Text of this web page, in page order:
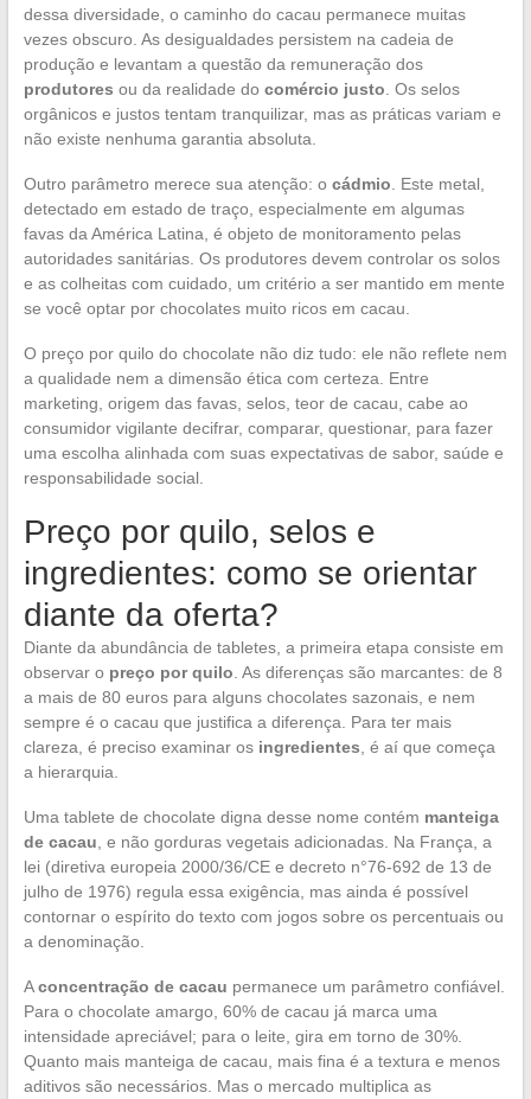
dessa diversidade, o caminho do cacau permanece muitas
vezes obscuro. As desigualdades persistem na cadeia de
produção e levantam a questão da remuneração dos
produtores ou da realidade do comércio justo . Os selos
orgânicos e justos tentam tranquilizar, mas as práticas variam e
não existe nenhuma garantia absoluta.
Outro parâmetro merece sua atenção: o cádmio . Este metal,
detectado em estado de traço, especialmente em algumas
favas da América Latina, é objeto de monitoramento pelas
autoridades sanitárias. Os produtores devem controlar os solos
e as colheitas com cuidado, um critério a ser mantido em mente
se você optar por chocolates muito ricos em cacau.
O preço por quilo do chocolate não diz tudo: ele não reflete nem
a qualidade nem a dimensão ética com certeza. Entre
marketing, origem das favas, selos, teor de cacau, cabe ao
consumidor vigilante decifrar, comparar, questionar, para fazer
uma escolha alinhada com suas expectativas de sabor, saúde e
responsabilidade social.
Preço por quilo, selos e
ingredientes: como se orientar
diante da oferta?
Diante da abundância de tabletes, a primeira etapa consiste em
observar o preço por quilo . As diferenças são marcantes: de 8
a mais de 80 euros para alguns chocolates sazonais, e nem
sempre é o cacau que justifica a diferença. Para ter mais
clareza, é preciso examinar os ingredientes , é aí que começa
a hierarquia.
Uma tablete de chocolate digna desse nome contém manteiga
de cacau , e não gorduras vegetais adicionadas. Na França, a
lei (diretiva europeia 2000/36/CE e decreto n°76-692 de 13 de
julho de 1976) regula essa exigência, mas ainda é possível
contornar o espírito do texto com jogos sobre os percentuais ou
a denominação.
Aconcentração de cacau permanece um parâmetro confiável.
Para o chocolate amargo, 60% de cacau já marca uma
intensidade apreciável; para o leite, gira em torno de 30%.
Quanto mais manteiga de cacau, mais fina é a textura e menos
aditivos são necessários. Mas o mercado multiplica as